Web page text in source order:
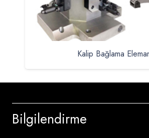
Kalip Bağlama
Bilgilendirme